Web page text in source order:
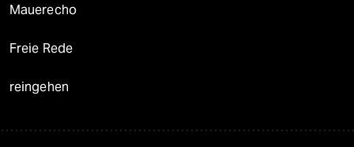
Mauerecho
Freie Rede
reingehen